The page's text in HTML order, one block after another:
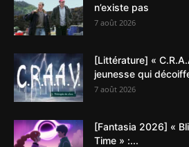
n’existe pas
7 août 2026
[Littérature] «
jeunesse qui
7 août 2026
[Fantasia 2026] «
Time » :...